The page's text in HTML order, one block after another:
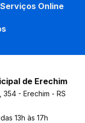
Serviços Online
de Erechim
- Erechim - RS
13h às 17h